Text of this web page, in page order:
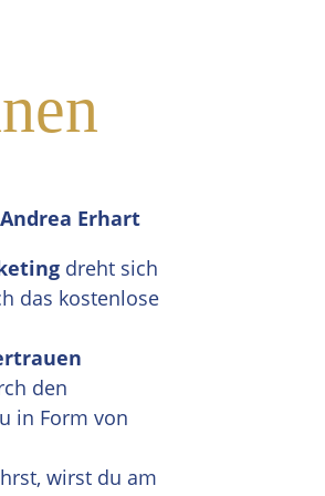
Erhart
dreht sich
das kostenlose
den
in Form von
wirst du am